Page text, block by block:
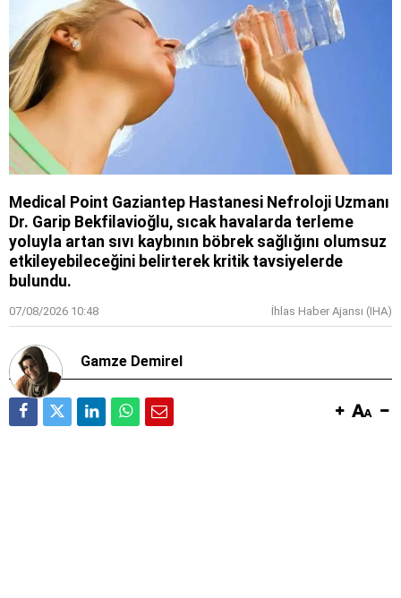
Medical Point Gaziantep Hastanesi Nefroloji Uzmanı
Dr. Garip Bekfilavioğlu, sıcak havalarda terleme
yoluyla artan sıvı kaybının böbrek sağlığını olumsuz
etkileyebileceğini belirterek kritik tavsiyelerde
bulundu.
07/08/2026 10:48 İhlas Haber Ajansı (IHA)
Gamze Demirel